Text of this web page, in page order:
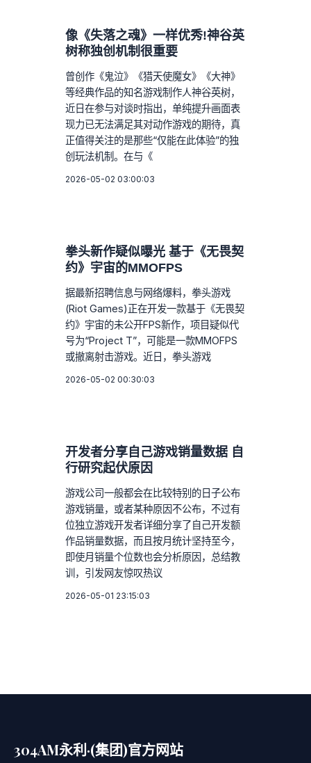
像《失落之魂》一样优秀!神谷英
树称独创机制很重要
曾创作《鬼泣》《猎天使魔女》《大神》
等经典作品的知名游戏制作人神谷英树，
近日在参与对谈时指出，单纯提升画面表
现力已无法满足其对动作游戏的期待，真
正值得关注的是那些“仅能在此体验”的独
创玩法机制。在与《
2026-05-02 03:00:03
拳头新作疑似曝光 基于《无畏契
约》宇宙的MMOFPS
据最新招聘信息与网络爆料，拳头游戏
(Riot Games)正在开发一款基于《无畏契
约》宇宙的未公开FPS新作，项目疑似代
号为“Project T”，可能是一款MMOFPS
或撤离射击游戏。近日，拳头游戏
2026-05-02 00:30:03
开发者分享自己游戏销量数据 自
行研究起伏原因
游戏公司一般都会在比较特别的日子公布
游戏销量，或者某种原因不公布，不过有
位独立游戏开发者详细分享了自己开发额
作品销量数据，而且按月统计坚持至今，
即使月销量个位数也会分析原因，总结教
训，引发网友惊叹热议
2026-05-01 23:15:03
304AM永利·(集团)官方网站